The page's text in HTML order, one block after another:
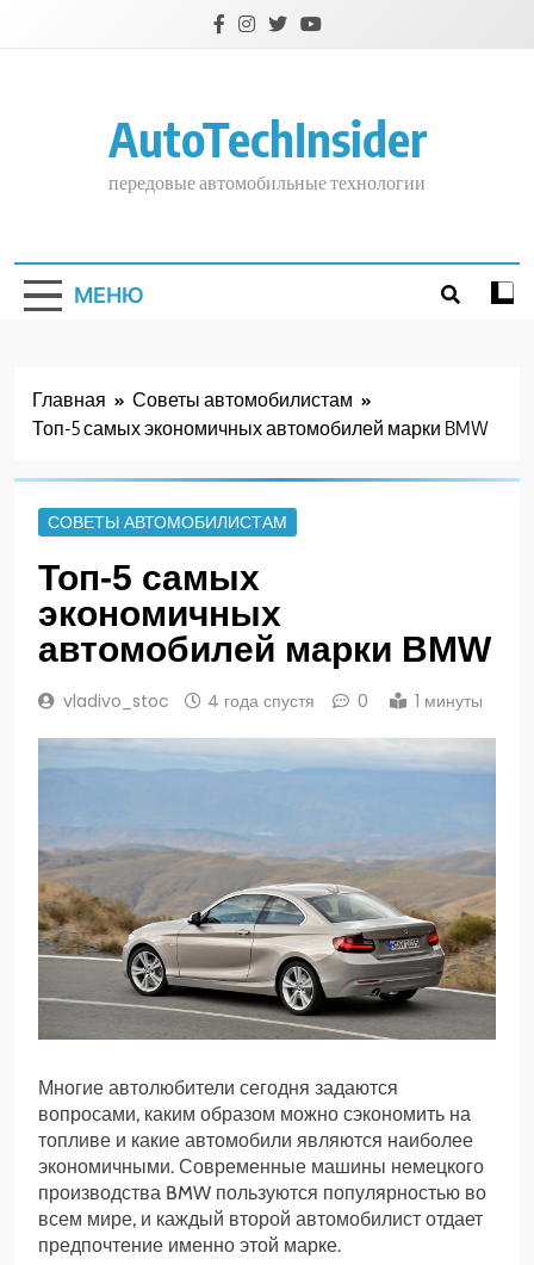
AutoTechInsider
передовые автомобильные технологии
МЕНЮ
Главная
Советы автомобилистам
Топ-5 самых экономичных автомобилей марки BMW
СОВЕТЫ АВТОМОБИЛИСТАМ
Топ-5 самых
экономичных
автомобилей марки BMW
vladivo_stoc 4 года спустя 0 1 минуты
Многие автолюбители сегодня задаются
вопросами, каким образом можно сэкономить на
топливе и какие автомобили являются наиболее
экономичными. Современные машины немецкого
производства BMW пользуются популярностью во
всем мире, и каждый второй автомобилист отдает
предпочтение именно этой марке.